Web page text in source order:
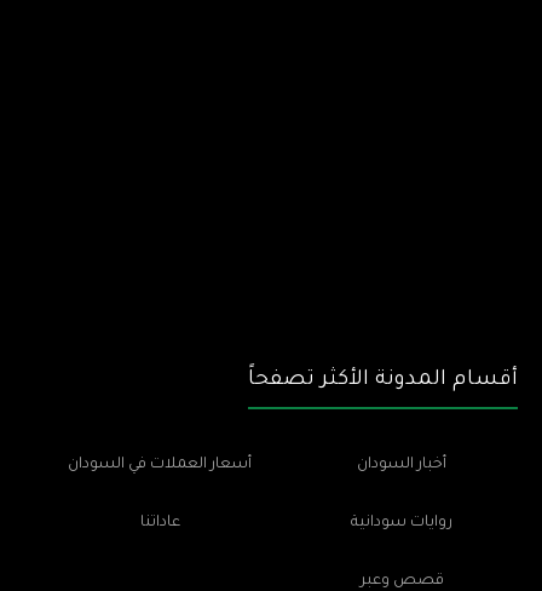
أقسام المدونة الأكثر تصفحاً
أخبار السودان أسعار العملات في السودان
روايات سودانية عاداتنا
قصص وعبر